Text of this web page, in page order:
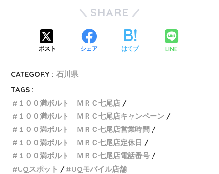
SHARE
ポスト シェア はてブ LINE
CATEGORY : 石川県
TAGS :
１００満ボルト ＭＲＣ七尾店
１００満ボルト ＭＲＣ七尾店キャンペーン
１００満ボルト ＭＲＣ七尾店営業時間
１００満ボルト ＭＲＣ七尾店定休日
１００満ボルト ＭＲＣ七尾店電話番号
UQスポット
UQモバイル店舗